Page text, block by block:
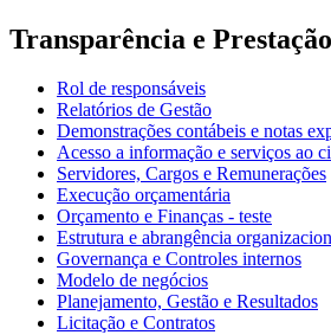
Transparência e
Rol de responsáveis
Relatórios de Gestão
Demonstrações contábeis e notas
Acesso a informação e serviços ao
Servidores, Cargos e Remunerações
Execução orçamentária
Orçamento e Finanças - teste
Estrutura e abrangência
Governança e Controles internos
Modelo de negócios
Planejamento, Gestão e Resultados
Licitação e Contratos